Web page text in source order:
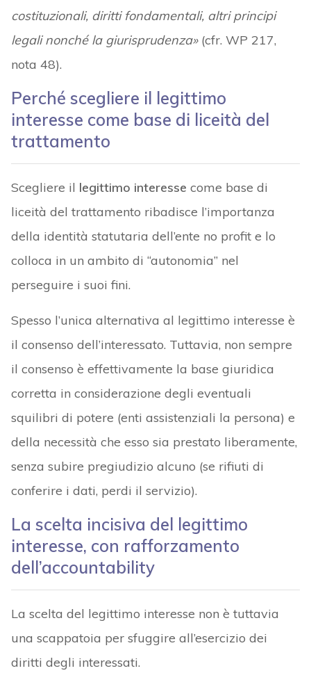
costituzionali, diritti fondamentali, altri principi
legali nonché la giurisprudenza» (cfr. WP 217,
nota 48).
Perché scegliere il legittimo
interesse come base di liceità del
trattamento
Scegliere il legittimo interesse come base di
liceità del trattamento ribadisce l’importanza
della identità statutaria dell’ente no profit e lo
colloca in un ambito di “autonomia” nel
perseguire i suoi fini.
Spesso l’unica alternativa al legittimo interesse è
il consenso dell’interessato. Tuttavia, non sempre
il consenso è effettivamente la base giuridica
corretta in considerazione degli eventuali
squilibri di potere (enti assistenziali la persona) e
della necessità che esso sia prestato liberamente,
senza subire pregiudizio alcuno (se rifiuti di
conferire i dati, perdi il servizio).
La scelta incisiva del legittimo
interesse, con rafforzamento
dell’accountability
La scelta del legittimo interesse non è tuttavia
una scappatoia per sfuggire all’esercizio dei
diritti degli interessati.